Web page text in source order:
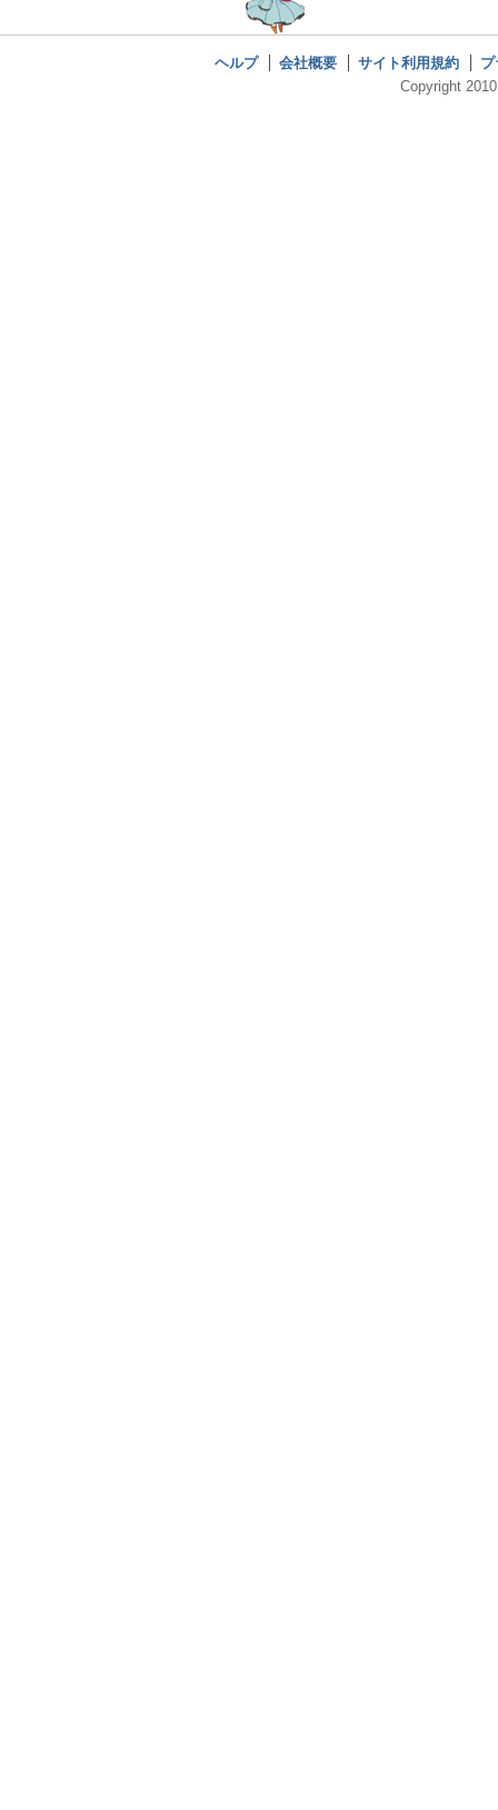
ヘルプ 会社概要 サイト利用規約
Copyright